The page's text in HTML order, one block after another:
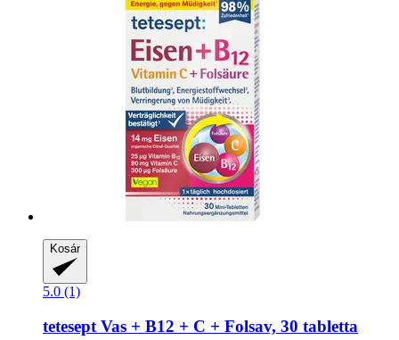
Kosár
5.0 (1)
teteseptVas + B12 + C + Folsav, 30 tabletta